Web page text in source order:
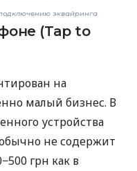
эквайринга
(Tap to
на
малый бизнес. В
устройства
не содержит
грн как в